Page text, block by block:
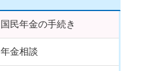
国民年金の手続き
年金相談